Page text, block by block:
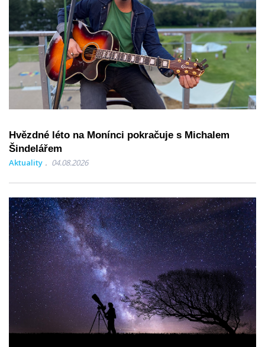
Hvězdné léto na Monínci pokračuje s Michalem
Šindelářem
Aktuality 04.08.2026